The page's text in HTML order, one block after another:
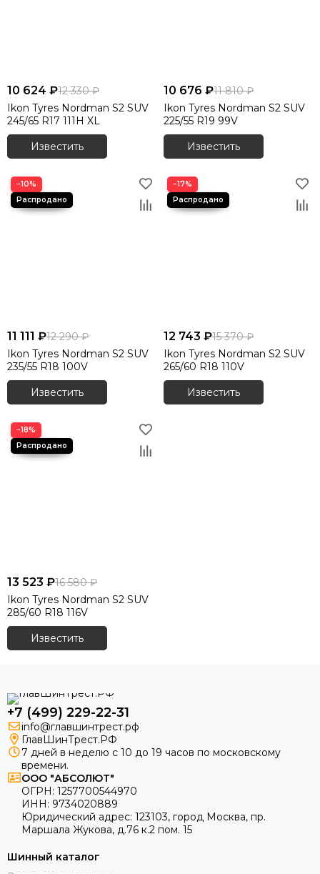
10 624 ₽12 330 ₽
Ikon Tyres Nordman S2 SUV
245/65 R17 111H XL
Известить
10 676 ₽11 810 ₽
Ikon Tyres Nordman S2 SUV
225/55 R19 99V
Известить
−10%
11 111 ₽12 290 ₽
Ikon Tyres Nordman S2 SUV
235/55 R18 100V
Известить
−17%
12 743 ₽15 370 ₽
Ikon Tyres Nordman S2 SUV
265/60 R18 110V
Известить
−18%
13 523 ₽16 580 ₽
Ikon Tyres Nordman S2 SUV
285/60 R18 116V
Известить
+7 (499) 229-22-31
info@главшинтрест.рф
ГлавШинТрест.РФ
7 дней в неделю с 10 до 19 часов по московскому
времени.
ООО "АБСОЛЮТ"
ОГРН: 1257700544970
ИНН: 9734020889
Юридический адрес: 123103, город Москва, пр.
Маршала Жукова, д.76 к.2 пом. 15
Шинный каталог